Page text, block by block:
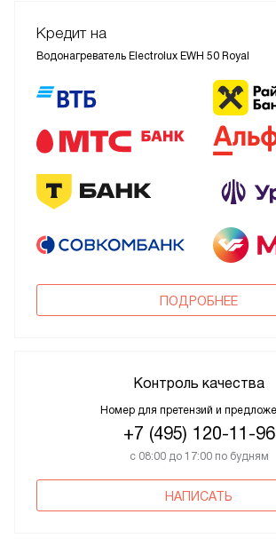
Кредит на
Водонагреватель Electrolux EWH 50 Royal
ПОДРОБНЕЕ
Контроль качества
Номер для претензий и
+7 (495) 120-11-96
с 08:00 до 17:00 по будням
НАПИСАТЬ